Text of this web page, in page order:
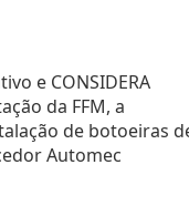
e CONSIDERA
da FFM, a
de botoeiras
Automec